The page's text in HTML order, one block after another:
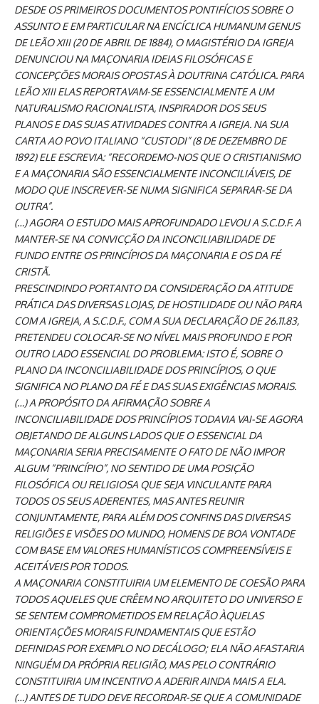
DESDE OS PRIMEIROS DOCUMENTOS PONTIFÍCIOS SOBRE O
ASSUNTO E EM PARTICULAR NA ENCÍCLICA HUMANUM GENUS
DE LEÃO XIII (20 DE ABRIL DE 1884), O MAGISTÉRIO DA IGREJA
DENUNCIOU NA MAÇONARIA IDEIAS FILOSÓFICAS E
CONCEPÇÕES MORAIS OPOSTAS À DOUTRINA CATÓLICA. PARA
LEÃO XIII ELAS REPORTAVAM-SE ESSENCIALMENTE A UM
NATURALISMO RACIONALISTA, INSPIRADOR DOS SEUS
PLANOS E DAS SUAS ATIVIDADES CONTRA A IGREJA. NA SUA
CARTA AO POVO ITALIANO “CUSTODI” (8 DE DEZEMBRO DE
1892) ELE ESCREVIA: “RECORDEMO-NOS QUE O CRISTIANISMO
E A MAÇONARIA SÃO ESSENCIALMENTE INCONCILIÁVEIS, DE
MODO QUE INSCREVER-SE NUMA SIGNIFICA SEPARAR-SE DA
OUTRA”.
(…) AGORA O ESTUDO MAIS APROFUNDADO LEVOU A S.C.D.F. A
MANTER-SE NA CONVICÇÃO DA INCONCILIABILIDADE DE
FUNDO ENTRE OS PRINCÍPIOS DA MAÇONARIA E OS DA FÉ
CRISTÃ.
PRESCINDINDO PORTANTO DA CONSIDERAÇÃO DA ATITUDE
PRÁTICA DAS DIVERSAS LOJAS, DE HOSTILIDADE OU NÃO PARA
COM A IGREJA, A S.C.D.F., COM A SUA DECLARAÇÃO DE 26.11.83,
PRETENDEU COLOCAR-SE NO NÍVEL MAIS PROFUNDO E POR
OUTRO LADO ESSENCIAL DO PROBLEMA: ISTO É, SOBRE O
PLANO DA INCONCILIABILIDADE DOS PRINCÍPIOS, O QUE
SIGNIFICA NO PLANO DA FÉ E DAS SUAS EXIGÊNCIAS MORAIS.
(…) A PROPÓSITO DA AFIRMAÇÃO SOBRE A
INCONCILIABILIDADE DOS PRINCÍPIOS TODAVIA VAI-SE AGORA
OBJETANDO DE ALGUNS LADOS QUE O ESSENCIAL DA
MAÇONARIA SERIA PRECISAMENTE O FATO DE NÃO IMPOR
ALGUM “PRINCÍPIO”, NO SENTIDO DE UMA POSIÇÃO
FILOSÓFICA OU RELIGIOSA QUE SEJA VINCULANTE PARA
TODOS OS SEUS ADERENTES, MAS ANTES REUNIR
CONJUNTAMENTE, PARA ALÉM DOS CONFINS DAS DIVERSAS
RELIGIÕES E VISÕES DO MUNDO, HOMENS DE BOA VONTADE
COM BASE EM VALORES HUMANÍSTICOS COMPREENSÍVEIS E
ACEITÁVEIS POR TODOS.
A MAÇONARIA CONSTITUIRIA UM ELEMENTO DE COESÃO PARA
TODOS AQUELES QUE CRÊEM NO ARQUITETO DO UNIVERSO E
SE SENTEM COMPROMETIDOS EM RELAÇÃO ÀQUELAS
ORIENTAÇÕES MORAIS FUNDAMENTAIS QUE ESTÃO
DEFINIDAS POR EXEMPLO NO DECÁLOGO; ELA NÃO AFASTARIA
NINGUÉM DA PRÓPRIA RELIGIÃO, MAS PELO CONTRÁRIO
CONSTITUIRIA UM INCENTIVO A ADERIR AINDA MAIS A ELA.
(…) ANTES DE TUDO DEVE RECORDAR-SE QUE A COMUNIDADE